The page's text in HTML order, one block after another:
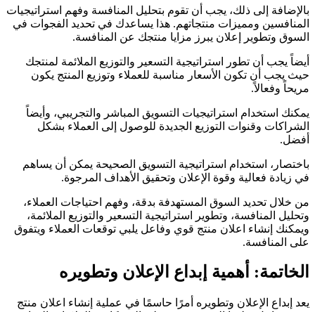
بالإضافة إلى ذلك، يجب أن تقوم بتحليل المنافسة وفهم استراتيجيات
المنافسين ومميزات منتجاتهم. هذا يساعدك في تحديد الفجوات في
السوق وتطوير إعلان يبرز مزايا منتجك عن المنافسة.
أيضاً يجب أن تطور استراتيجية التسعير والتوزيع الملائمة لمنتجك
حيث يجب أن تكون الأسعار مناسبة للعملاء وتوزيع المنتج يكون
مريحاً وفعالاً.
يمكنك استخدام استراتيجيات التسويق المباشر والتجريبي، وأيضاً
الشراكات وقنوات التوزيع الجديدة للوصول إلى العملاء بشكل
أفضل.
باختصار، استخدام استراتيجية التسويق الصحيحة يمكن أن يساهم
في زيادة فعالية وقوة الإعلان وتحقيق الأهداف المرجوة.
من خلال تحديد السوق المستهدفة بدقة، وفهم احتياجات العملاء،
وتحليل المنافسة، وتطوير استراتيجية التسعير والتوزيع الملائمة،
ويمكنك إنشاء اعلان منتج قوي وفاعل يلبي توقعات العملاء ويتفوق
على المنافسة.
الخاتمة: أهمية إبداع الإعلان وتطويره
يعد إبداع الإعلان وتطويره أمرًا حاسمًا في عملية إنشاء اعلان منتج